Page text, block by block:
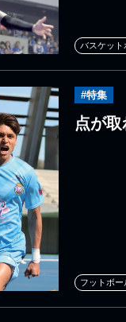
バスケット
#特集
点が取
フットボー